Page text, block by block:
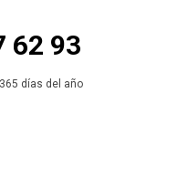
62 93
días del año